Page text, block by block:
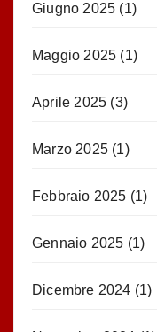
Giugno 2025 (1)
Maggio 2025 (1)
Aprile 2025 (3)
Marzo 2025 (1)
Febbraio 2025 (1)
Gennaio 2025 (1)
Dicembre 2024 (1)